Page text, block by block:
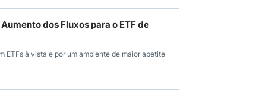
dos Fluxos para o ETF de
ETFs à vista e por um ambiente de maior apetite